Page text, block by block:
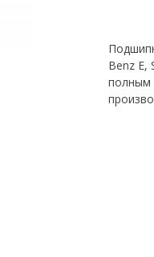
S
Class
W211
W220
Benz E,
полным